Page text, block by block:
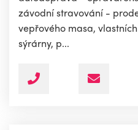
závodní stravování -
vepřového masa,
sýrárny, p...